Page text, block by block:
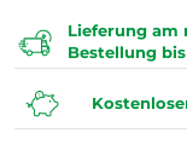
Lieferung am
Bestellung bis